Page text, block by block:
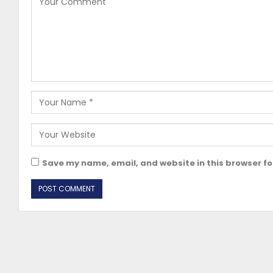
Save my name, email, and website in this browser